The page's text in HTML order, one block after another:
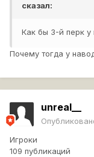
сказал:
Как бы 3-й перк у
Почему тогда у
unreal__
Игроки
109 публикаций